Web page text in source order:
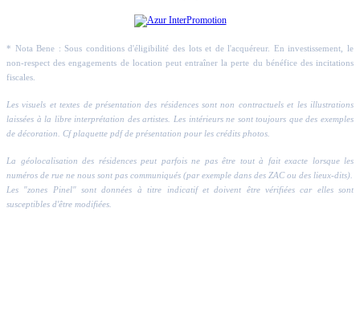
* Nota Bene : Sous conditions d'éligibilité des lots et de l'acquéreur. En investissement, le
non-respect des engagements de location peut entraîner la perte du bénéfice des incitations
fiscales.
Les visuels et textes de présentation des résidences sont non contractuels et les illustrations
laissées à la libre interprétation des artistes. Les intérieurs ne sont toujours que des exemples
de décoration. Cf plaquette pdf de présentation pour les crédits photos.
La géolocalisation des résidences peut parfois ne pas être tout à fait exacte lorsque les
numéros de rue ne nous sont pas communiqués (par exemple dans des ZAC ou des lieux-dits).
Les "zones Pinel" sont données à titre indicatif et doivent être vérifiées car elles sont
susceptibles d'être modifiées.